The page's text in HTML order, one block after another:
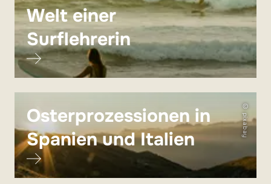
Welt einer
Surflehrerin
Osterprozessionen in
Spanien und Italien
© pixabay